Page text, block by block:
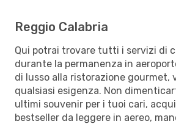
Reggio Calabria
Qui potrai trovare tutti i servizi di
durante la permanenza in
di lusso alla ristorazione gourmet,
qualsiasi esigenza. Non
ultimi souvenir per i tuoi cari,
bestseller da leggere in aereo,